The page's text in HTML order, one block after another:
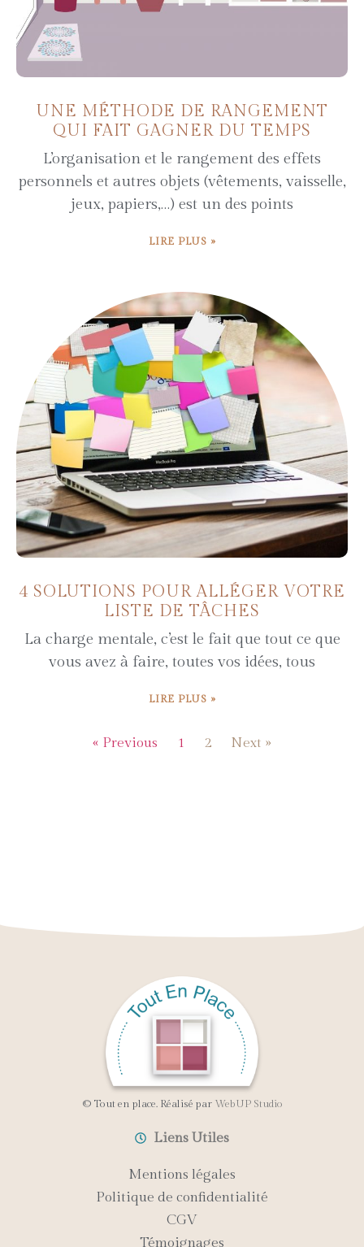
UNE MÉTHODE DE RANGEMENT
QUI FAIT GAGNER DU TEMPS
L’organisation et le rangement des effets
personnels et autres objets (vêtements, vaisselle,
jeux, papiers,…) est un des points
LIRE PLUS »
4 SOLUTIONS POUR ALLÉGER VOTRE
LISTE DE TÂCHES
La charge mentale, c’est le fait que tout ce que
vous avez à faire, toutes vos idées, tous
LIRE PLUS »
« Previous 1 2 Next »
© Tout en place. Réalisé par WebUP Studio
Liens Utiles
Mentions légales
Politique de confidentialité
CGV
Témoignages